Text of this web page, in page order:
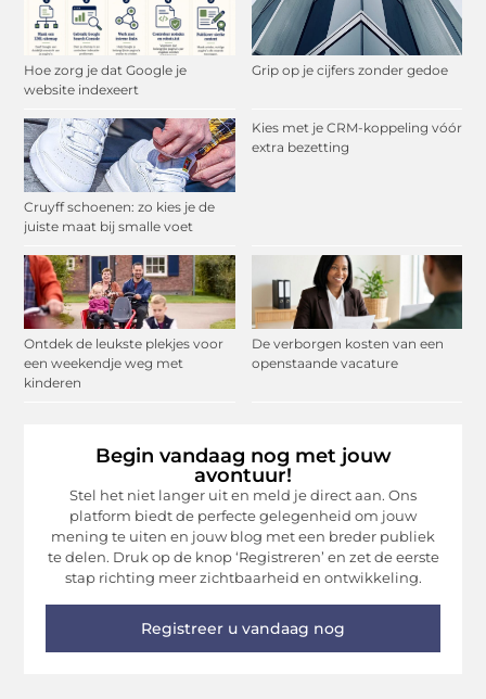
Hoe zorg je dat Google je
website indexeert
Grip op je cijfers zonder gedoe
Cruyff schoenen: zo kies je de
juiste maat bij smalle voet
Kies met je CRM-koppeling vóór
extra bezetting
Ontdek de leukste plekjes voor
een weekendje weg met
kinderen
De verborgen kosten van een
openstaande vacature
Begin vandaag nog met jouw
avontuur!
Stel het niet langer uit en meld je direct aan. Ons
platform biedt de perfecte gelegenheid om jouw
mening te uiten en jouw blog met een breder publiek
te delen. Druk op de knop ‘Registreren’ en zet de eerste
stap richting meer zichtbaarheid en ontwikkeling.
Registreer u vandaag nog